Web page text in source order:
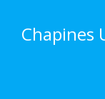
Chapines